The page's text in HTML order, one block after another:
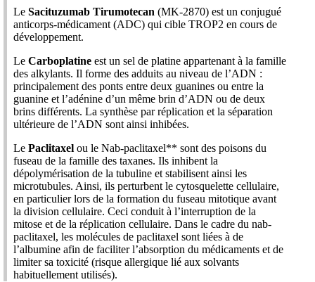
LeSacituzumab Tirumotecan (MK-2870) est un conjugué
anticorps-médicament (ADC) qui cible TROP2 en cours de
développement.
LeCarboplatine est un sel de platine appartenant à la famille
des alkylants. Il forme des adduits au niveau de l’ADN :
principalement des ponts entre deux guanines ou entre la
guanine et l’adénine d’un même brin d’ADN ou de deux
brins différents. La synthèse par réplication et la séparation
ultérieure de l’ADN sont ainsi inhibées.
LePaclitaxel ou le Nab-paclitaxel** sont des poisons du
fuseau de la famille des taxanes. Ils inhibent la
dépolymérisation de la tubuline et stabilisent ainsi les
microtubules. Ainsi, ils perturbent le cytosquelette cellulaire,
en particulier lors de la formation du fuseau mitotique avant
la division cellulaire. Ceci conduit à l’interruption de la
mitose et de la réplication cellulaire. Dans le cadre du nab-
paclitaxel, les molécules de paclitaxel sont liées à de
l’albumine afin de faciliter l’absorption du médicaments et de
limiter sa toxicité (risque allergique lié aux solvants
habituellement utilisés).